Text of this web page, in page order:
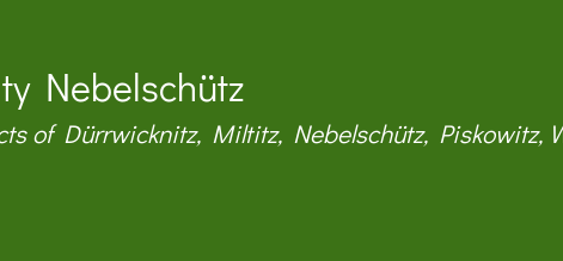
Nebelschütz
of Dürrwicknitz, Miltitz, Nebelschütz, Piskowitz,